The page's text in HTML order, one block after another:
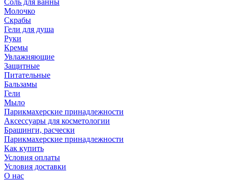
Соль для ванны
Молочко
Скрабы
Гели для душа
Руки
Кремы
Увлажняющие
Защитные
Питательные
Бальзамы
Гели
Мыло
Парикмахерские принадлежности
Аксессуары для косметологии
Брашинги, расчески
Парикмахерские принадлежности
Как купить
Условия оплаты
Условия доставки
О нас